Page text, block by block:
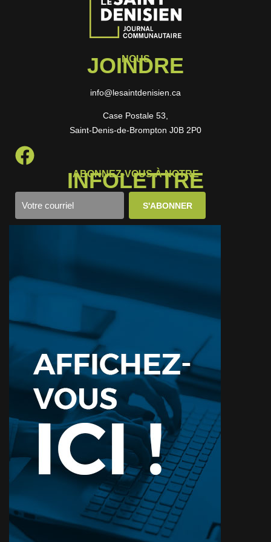
NOUS
JOINDRE
info@lesaintdenisien.ca
Case Postale 53,
Saint-Denis-de-Brompton J0B 2P0
ABONNEZ-VOUS À NOTRE
INFOLETTRE